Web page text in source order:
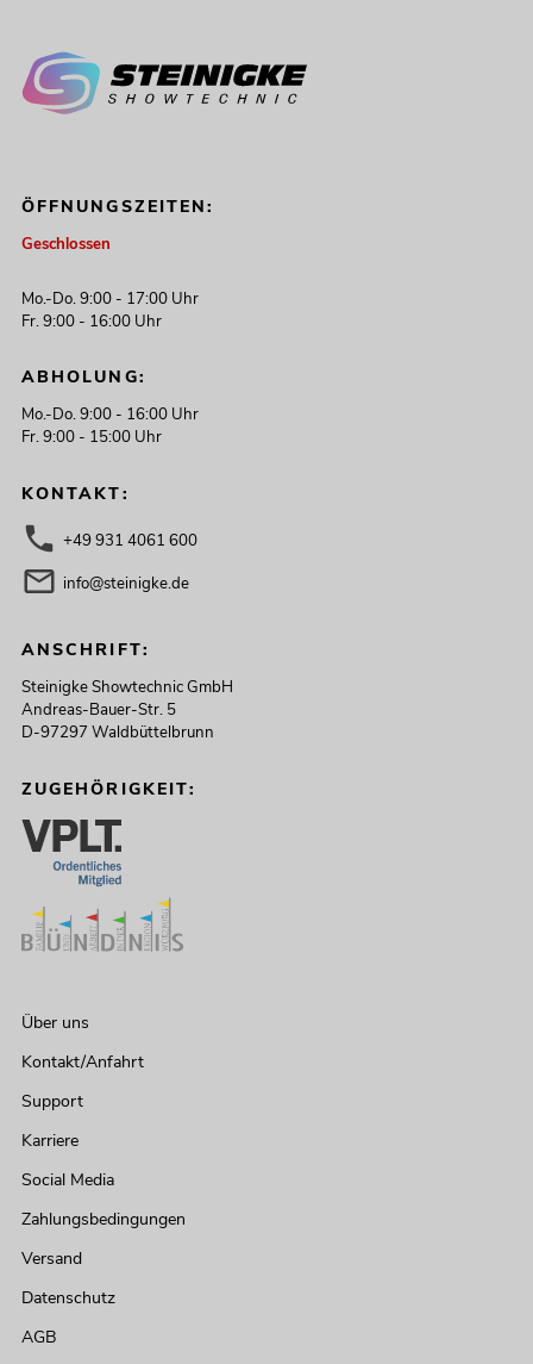
ÖFFNUNGSZEITEN:
Geschlossen
Mo.-Do. 9:00 - 17:00 Uhr
Fr. 9:00 - 16:00 Uhr
ABHOLUNG:
Mo.-Do. 9:00 - 16:00 Uhr
Fr. 9:00 - 15:00 Uhr
KONTAKT:
+49 931 4061 600
info@steinigke.de
ANSCHRIFT:
Steinigke Showtechnic GmbH
Andreas-Bauer-Str. 5
D-97297 Waldbüttelbrunn
ZUGEHÖRIGKEIT:
Über uns
Kontakt/Anfahrt
Support
Karriere
Social Media
Zahlungsbedingungen
Versand
Datenschutz
AGB